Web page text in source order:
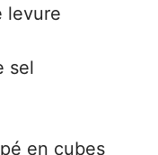
levure
sel
en cubes